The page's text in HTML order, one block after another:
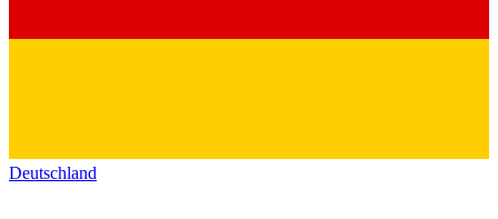
Deutschland